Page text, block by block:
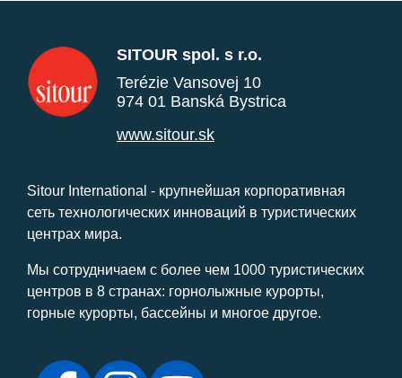
SITOUR spol. s r.o.
Terézie Vansovej 10
974 01 Banská Bystrica
www.sitour.sk
Sitour International - крупнейшая корпоративная
сеть технологических инноваций в туристических
центрах мира.
Мы сотрудничаем с более чем 1000 туристических
центров в 8 странах: горнолыжные курорты,
горные курорты, бассейны и многое другое.